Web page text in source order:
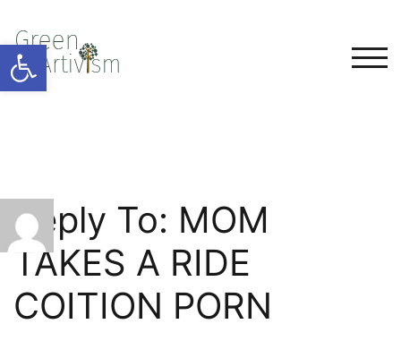
Open toolbar
Reply To: MOM
TAKES A RIDE
COITION PORN